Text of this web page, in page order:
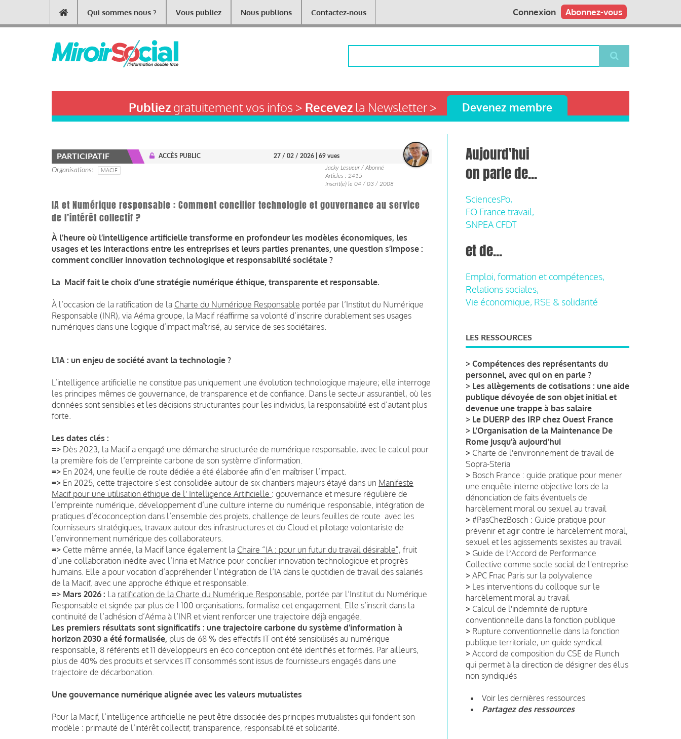
contenu
Main
navigation
Qui sommes nous ? Vous publiez Nous publions Contactez-nous Abonnez-vous
Connexion
Publiezgratuitement vos infos > Recevezla Newsletter > Devenez membre
PARTICIPATIF ACCÈS PUBLIC 27 / 02 / 2026 | 69 vues
Organisations MACIF
Jacky Lesueur / Abonné
Articles : 2415
Inscrit(e) le 04 / 03 / 2008
IA et Numérique responsable : Comment concilier technologie et gouvernance au service
de l’intérêt collectif ?
À l’heure où l’intelligence artificielle transforme en profondeur les modèles économiques, les
usages et les interactions entre les entreprises et leurs parties prenantes, une question s’impose :
comment concilier innovation technologique et responsabilité sociétale ?
La Macif fait le choix d’une stratégie numérique éthique, transparente et responsable.
À l’occasion de la ratification de la Charte du Numérique Responsable portée par l’Institut du Numérique
Responsable (INR), via Aéma groupe, la Macif réaffirme sa volonté d’inscrire durablement ses usages
numériques dans une logique d’impact maîtrisé, au service de ses sociétaires.
L’IA : un enjeu de société avant la technologie ?
L’intelligence artificielle ne constitue pas uniquement une évolution technologique majeure; elle interroge
les principes mêmes de gouvernance, de transparence et de confiance. Dans le secteur assurantiel, où les
données sont sensibles et les décisions structurantes pour les individus, la responsabilité est d’autant plus
forte.
Les dates clés :
=> Dès 2023, la Macif a engagé une démarche structurée de numérique responsable, avec le calcul pour
la première fois de l’empreinte carbone de son système d’information.
=> En 2024, une feuille de route dédiée a été élaborée afin d’en maîtriser l’impact.
=> En 2025, cette trajectoire s’est consolidée autour de six chantiers majeurs étayé dans un Manifeste
Macif pour une utilisation éthique de l' Intelligence Artificielle : gouvernance et mesure régulière de
l’empreinte numérique, développement d’une culture interne du numérique responsable, intégration de
pratiques d’écoconception dans l’ensemble des projets, challenge de leurs feuilles de route avec les
fournisseurs stratégiques, travaux autour des infrastructures et du Cloud et pilotage volontariste de
l’environnement numérique des collaborateurs.
=> Cette même année, la Macif lance également la Chaire “IA : pour un futur du travail désirable”, fruit
d’une collaboration inédite avec l’Inria et Matrice pour concilier innovation technologique et progrès
humains. Elle a pour vocation d’appréhender l’intégration de l’IA dans le quotidien de travail des salariés
de la Macif, avec une approche éthique et responsable.
=> Mars 2026 : La ratification de la Charte du Numérique Responsable, portée par l’Institut du Numérique
Responsable et signée par plus de 1 100 organisations, formalise cet engagement. Elle s’inscrit dans la
continuité de l’adhésion d’Aéma à l’INR et vient renforcer une trajectoire déjà engagée.
Les premiers résultats sont significatifs : une trajectoire carbone du système d’information à
horizon 2030 a été formalisée, plus de 68 % des effectifs IT ont été sensibilisés au numérique
responsable, 8 référents et 11 développeurs en éco conception ont été identifiés et formés. Par ailleurs,
plus de 40% des produits et services IT consommés sont issus de fournisseurs engagés dans une
trajectoire de décarbonation.
Une gouvernance numérique alignée avec les valeurs mutualistes
Pour la Macif, l’intelligence artificielle ne peut être dissociée des principes mutualistes qui fondent son
modèle : primauté de l’intérêt collectif, transparence, responsabilité et solidarité.
Aujourd'hui
on parle de...
SciencesPo,
FO France travail,
SNPEA CFDT
et de...
Emploi, formation et compétences,
Relations sociales,
Vie économique, RSE & solidarité
LES RESSOURCES
> Compétences des représentants du
personnel, avec qui on en parle ?
> Les allègements de cotisations : une aide
publique dévoyée de son objet initial et
devenue une trappe à bas salaire
> Le DUERP des IRP chez Ouest France
> L’Organisation de la Maintenance De
Rome jusqu’à aujourd’hui
> Charte de l'environnement de travail de
Sopra-Steria
> Bosch France : guide pratique pour mener
une enquête interne objective lors de la
dénonciation de faits éventuels de
harcèlement moral ou sexuel au travail
> #PasChezBosch : Guide pratique pour
prévenir et agir contre le harcèlement moral,
sexuel et les agissements sexistes au travail
> Guide de lʼAccord de Performance
Collective comme socle social de l'entreprise
> APC Fnac Paris sur la polyvalence
> Les interventions du colloque sur le
harcèlement moral au travail
> Calcul de l'indemnité de rupture
conventionnelle dans la fonction publique
> Rupture conventionnelle dans la fonction
publique territoriale, un guide syndical
> Accord de composition du CSE de Flunch
qui permet à la direction de désigner des élus
non syndiqués
Voir les dernières ressources
Partagez des ressources